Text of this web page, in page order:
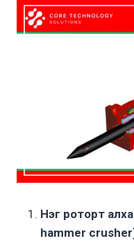
Нэг роторт
hammer